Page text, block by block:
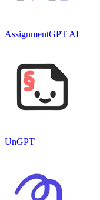
AssignmentGPT AI
UnGPT